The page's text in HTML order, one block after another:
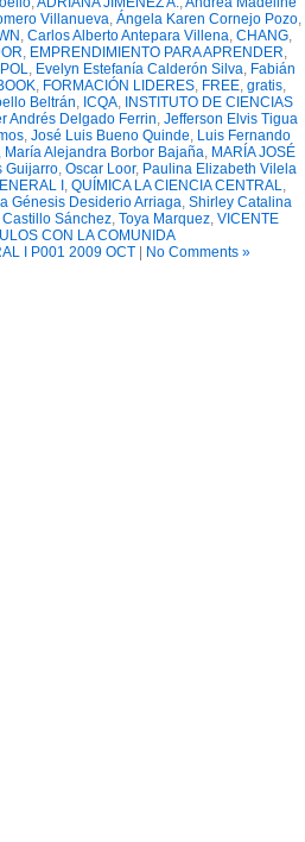
Villanueva, Ángela Karen Cornejo Pozo,
, Carlos Alberto Antepara Villena, CHANG,
, EMPRENDIMIENTO PARA APRENDER,
, Evelyn Estefanía Calderón Silva, Fabián
, FORMACIÓN LIDERES, FREE, gratis,
Beltrán, ICQA, INSTITUTO DE CIENCIAS
Andrés Delgado Ferrin, Jefferson Elvis Tigua
, José Luis Bueno Quinde, Luis Fernando
, María Alejandra Borbor Bajaña, MARÍA JOSÉ
Guijarro, Oscar Loor, Paulina Elizabeth Vilela
I , QUÍMICA LA CIENCIA CENTRAL,
Génesis Desiderio Arriaga, Shirley Catalina
Sánchez, Toya Marquez, VICENTE
CON LA COMUNIDA
I P001 2009 OCT| No Comments »